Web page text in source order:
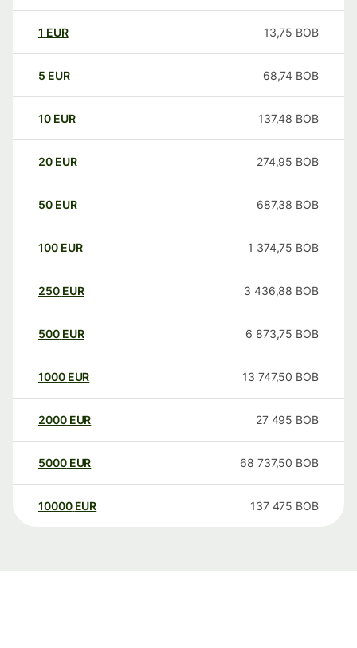
1 EUR 13,75 BOB
5 EUR 68,74 BOB
10 EUR 137,48 BOB
20 EUR 274,95 BOB
50 EUR 687,38 BOB
100 EUR 1 374,75 BOB
250 EUR 3 436,88 BOB
500 EUR 6 873,75 BOB
1000 EUR 13 747,50 BOB
2000 EUR 27 495 BOB
5000 EUR 68 737,50 BOB
10000 EUR 137 475 BOB